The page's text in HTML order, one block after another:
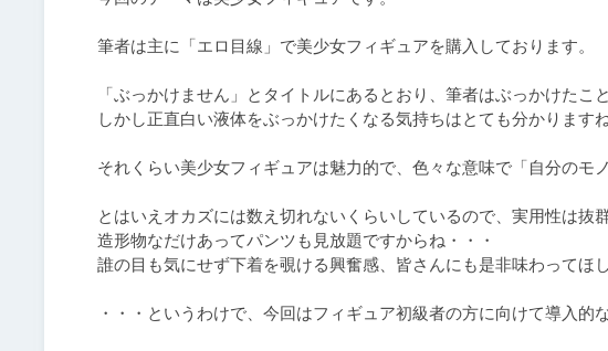
筆者は主に「エロ目線」で美少女フィギュアを購入しております。
「ぶっかけません」とタイトルにあるとおり、筆者はぶっかけたこ
しかし正直白い液体をぶっかけたくなる気持ちはとても分かりますね
それくらい美少女フィギュアは魅力的で、色々な意味で「自分のモ
とはいえオカズには数え切れないくらいしているので、実用性は抜群
造形物なだけあってパンツも見放題ですからね・・・
誰の目も気にせず下着を覗ける興奮感、皆さんにも是非味わってほし